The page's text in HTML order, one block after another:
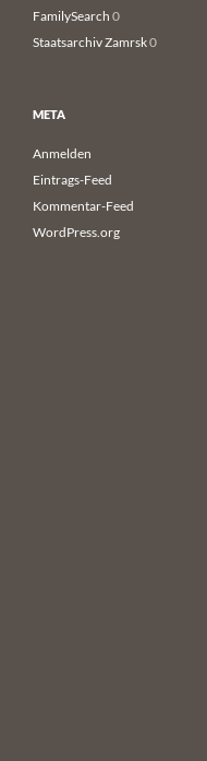
FamilySearch 0
Staatsarchiv Zamrsk0
META
Anmelden
Eintrags-Feed
Kommentar-Feed
WordPress.org